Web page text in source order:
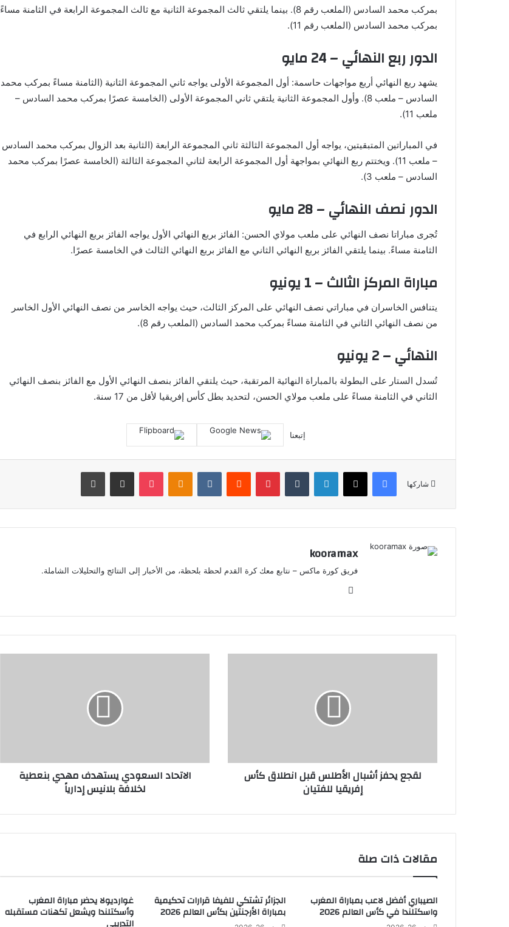
بمركب محمد السادس (الملعب رقم 8). بينما يلتقي ثالث المجموعة الثانية مع ثالث المجموعة الرابعة في الثامنة مساءً
بمركب محمد السادس (الملعب رقم 11).
الدور ربع النهائي – 24 مايو
يشهد ربع النهائي أربع مواجهات حاسمة: أول المجموعة الأولى يواجه ثاني المجموعة الثانية (الثامنة مساءً بمركب محمد
السادس – ملعب 8). وأول المجموعة الثانية يلتقي ثاني المجموعة الأولى (الخامسة عصرًا بمركب محمد السادس –
ملعب 11).
في المباراتين المتبقيتين، يواجه أول المجموعة الثالثة ثاني المجموعة الرابعة (الثانية بعد الزوال بمركب محمد السادس
– ملعب 11). ويختتم ربع النهائي بمواجهة أول المجموعة الرابعة لثاني المجموعة الثالثة (الخامسة عصرًا بمركب محمد
السادس – ملعب 3).
الدور نصف النهائي – 28 مايو
تُجرى مباراتا نصف النهائي على ملعب مولاي الحسن: الفائز بربع النهائي الأول يواجه الفائز بربع النهائي الرابع في
الثامنة مساءً. بينما يلتقي الفائز بربع النهائي الثاني مع الفائز بربع النهائي الثالث في الخامسة عصرًا.
مباراة المركز الثالث – 1 يونيو
يتنافس الخاسران في مباراتي نصف النهائي على المركز الثالث، حيث يواجه الخاسر من نصف النهائي الأول الخاسر
من نصف النهائي الثاني في الثامنة مساءً بمركب محمد السادس (الملعب رقم 8).
النهائي – 2 يونيو
تُسدل الستار على البطولة بالمباراة النهائية المرتقبة، حيث يلتقي الفائز بنصف النهائي الأول مع الفائز بنصف النهائي
الثاني في الثامنة مساءً على ملعب مولاي الحسن، لتحديد بطل كأس إفريقيا لأقل من 17 سنة.
إتبعنا
شاركها
فيسبوك لينكدإن بينتيريست بوكيت
kooramax
فريق كورة ماكس – نتابع معك كرة القدم لحظة بلحظة، من الأخبار إلى النتائج والتحليلات الشاملة.
الوي
ب
لقجع يحفز أشبال الأطلس قبل انطلاق كأس
إفريقيا للفتيان
الاتحاد السعودي يستهدف مهدي بنعطية
لخلافة بلانيس إدارياً
مقالات ذات صلة
الصيباري أفضل لاعب بمباراة المغرب
واسكتلندا في كأس العالم 2026
الجزائر تشتكي للفيفا قرارات تحكيمية
بمباراة الأرجنتين بكأس العالم 2026
غوارديولا يحضر مباراة المغرب
وأسكتلندا ويشعل تكهنات مستقبله
التدريبي